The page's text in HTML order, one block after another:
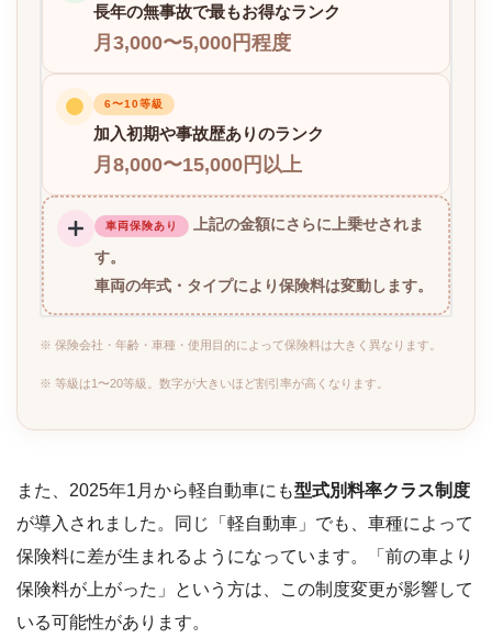
長年の無事故で最もお得なランク
月3,000〜5,000円程度
6〜10等級
加入初期や事故歴ありのランク
月8,000〜15,000円以上
車両保険あり
上記の金額にさらに上乗せされま
す。
車両の年式・タイプにより保険料は変動します。
※ 保険会社・年齢・車種・使用目的によって保険料は大きく異なります。
※ 等級は1〜20等級。数字が大きいほど割引率が高くなります。
また、2025年1月から軽自動車にも型式別料率クラス制度
が導入されました。同じ「軽自動車」でも、車種によって
保険料に差が生まれるようになっています。「前の車より
保険料が上がった」という方は、この制度変更が影響して
いる可能性があります。